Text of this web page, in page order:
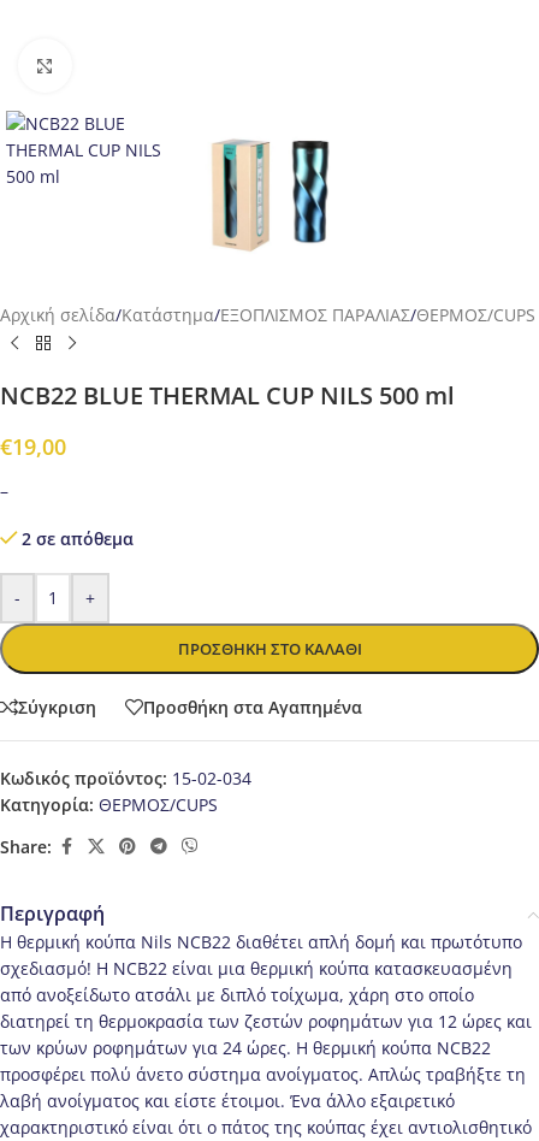
Αρχική σελίδα/Κατάστημα/ΕΞΟΠΛΙΣΜΟΣ ΠΑΡΑΛΙΑΣ/ΘΕΡΜΟΣ/CUPS
NCB22 BLUE THERMAL CUP NILS 500 ml
€19,00
–
2 σε απόθεμα
- +
ΠΡΟΣΘΉΚΗ ΣΤΟ ΚΑΛΆΘΙ
Σύγκριση Προσθήκη στα Αγαπημένα
Κωδικός προϊόντος: 15-02-034
Κατηγορία: ΘΕΡΜΟΣ/CUPS
Share:
Περιγραφή
Η θερμική κούπα Nils NCB22 διαθέτει απλή δομή και πρωτότυπο
σχεδιασμό! Η NCB22 είναι μια θερμική κούπα κατασκευασμένη
από ανοξείδωτο ατσάλι με διπλό τοίχωμα, χάρη στο οποίο
διατηρεί τη θερμοκρασία των ζεστών ροφημάτων για 12 ώρες και
των κρύων ροφημάτων για 24 ώρες. Η θερμική κούπα NCB22
προσφέρει πολύ άνετο σύστημα ανοίγματος. Απλώς τραβήξτε τη
λαβή ανοίγματος και είστε έτοιμοι. Ένα άλλο εξαιρετικό
χαρακτηριστικό είναι ότι ο πάτος της κούπας έχει αντιολισθητικό